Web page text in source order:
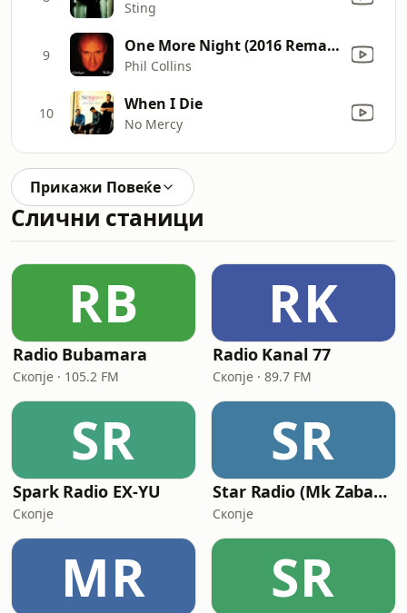
Sting
9 One More Night (2016 Remastered)
Phil Collins
10 When I Die
No Mercy
Прикажи Повеќе
Слични станици
RB
Radio Bubamara
Скопје · 105.2 FM
RK
Radio Kanal 77
Скопје · 89.7 FM
SR
Spark Radio EX-YU
Скопје
SR
Star Radio (Mk Zabavna)
Скопје
MR SR